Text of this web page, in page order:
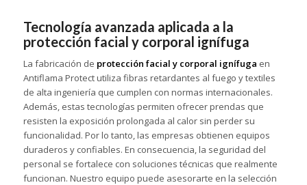
Tecnología avanzada aplicada a la
protección facial y corporal ignífuga
La fabricación de protección facial y corporal ignífuga en
Antiflama Protect utiliza fibras retardantes al fuego y textiles
de alta ingeniería que cumplen con normas internacionales.
Además, estas tecnologías permiten ofrecer prendas que
resisten la exposición prolongada al calor sin perder su
funcionalidad. Por lo tanto, las empresas obtienen equipos
duraderos y confiables. En consecuencia, la seguridad del
personal se fortalece con soluciones técnicas que realmente
funcionan. Nuestro equipo puede asesorarte en la selección